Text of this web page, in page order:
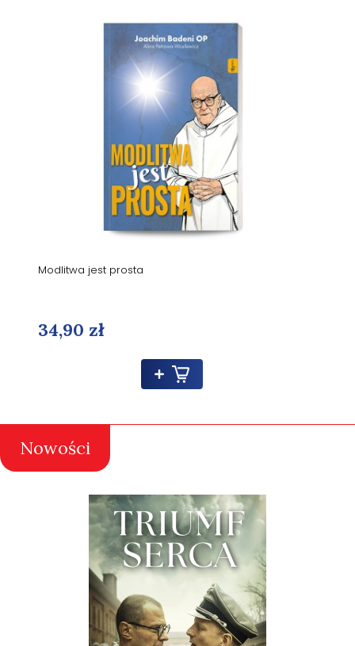
Modlitwa jest prosta
34,90 zł
Nowości